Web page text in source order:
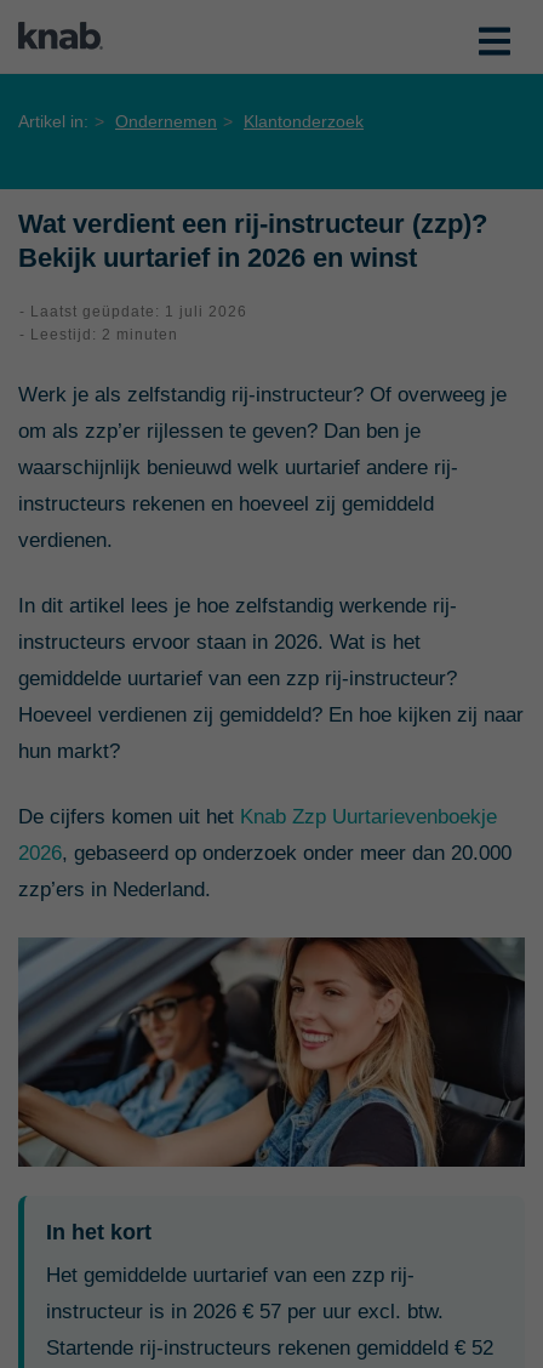
Artikel in: Ondernemen Klantonderzoek
Wat verdient een rij-instructeur (zzp)?
Bekijk uurtarief in 2026 en winst
- Laatst geüpdate: 1 juli 2026
- Leestijd: 2 minuten
Werk je als zelfstandig rij-instructeur? Of overweeg je
om als zzp’er rijlessen te geven? Dan ben je
waarschijnlijk benieuwd welk uurtarief andere rij-
instructeurs rekenen en hoeveel zij gemiddeld
verdienen.
In dit artikel lees je hoe zelfstandig werkende rij-
instructeurs ervoor staan in 2026. Wat is het
gemiddelde uurtarief van een zzp rij-instructeur?
Hoeveel verdienen zij gemiddeld? En hoe kijken zij naar
hun markt?
De cijfers komen uit het Knab Zzp Uurtarievenboekje
2026, gebaseerd op onderzoek onder meer dan 20.000
zzp’ers in Nederland.
In het kort
Het gemiddelde uurtarief van een zzp rij-
instructeur is in 2026 € 57 per uur excl. btw.
Startende rij-instructeurs rekenen gemiddeld € 52